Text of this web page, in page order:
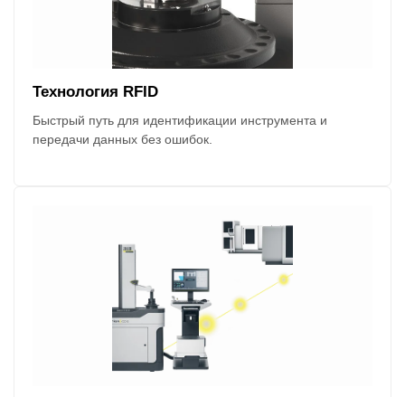
Технология RFID
Быстрый путь для идентификации инструмента и
передачи данных без ошибок.